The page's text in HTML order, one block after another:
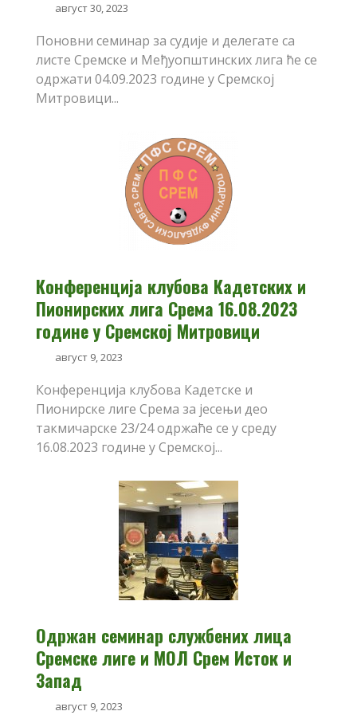
август 30, 2023
Поновни семинар за судије и делегате са
листе Сремске и Међуопштинских лига ће се
одржати 04.09.2023 године у Сремској
Митровици...
Конференција клубова Кадетских и
Пионирских лига Срема 16.08.2023
године у Сремској Митровици
август 9, 2023
Конференција клубова Кадетске и
Пионирске лиге Срема за јесењи део
такмичарске 23/24 одржаће се у среду
16.08.2023 године у Сремској...
Одржан семинар службених лица
Сремске лиге и МОЛ Срем Исток и
Запад
август 9, 2023